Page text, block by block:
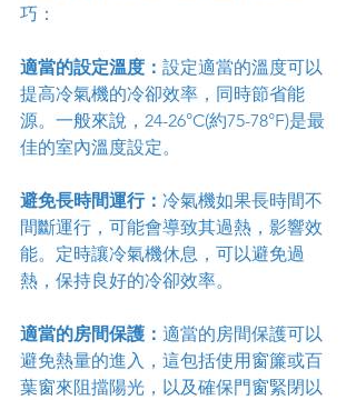
巧：
適當的設定溫度： 設定適當的溫度可以
提高冷氣機的冷卻效率，同時節省能
源。一般來說，24-26°C(約75-78°F)是最
佳的室內溫度設定。
避免長時間運行： 冷氣機如果長時間不
間斷運行，可能會導致其過熱，影響效
能。定時讓冷氣機休息，可以避免過
熱，保持良好的冷卻效率。
適當的房間保護： 適當的房間保護可以
避免熱量的進入，這包括使用窗簾或百
葉窗來阻擋陽光，以及確保門窗緊閉以